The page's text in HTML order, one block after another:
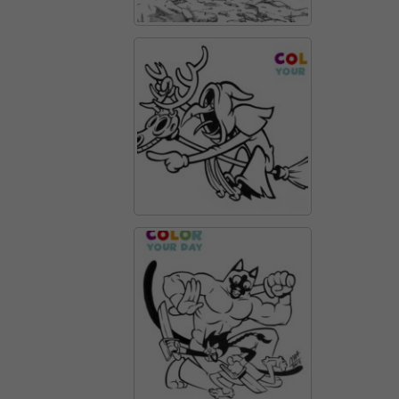
web funcioni
el millor
durant la
vostra visita.
Si rebutges
aquestes
cookies,
alguna
funcionalitat
desapareixerà
del lloc web.